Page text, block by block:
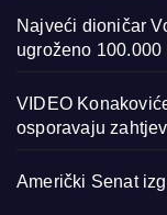
Najveći dioničar
ugroženo 100.000
VIDEO
osporavaju
Američki Senat